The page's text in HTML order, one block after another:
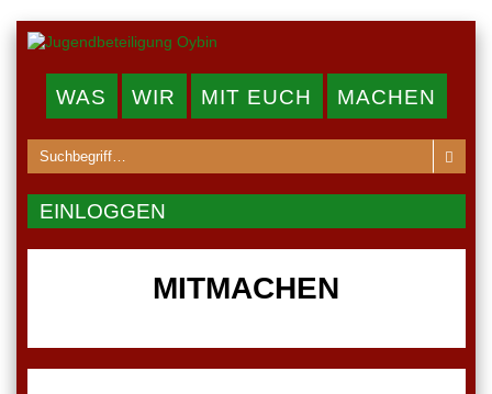
WAS WIR MIT EUCH MACHEN
EINLOGGEN
MITMACHEN